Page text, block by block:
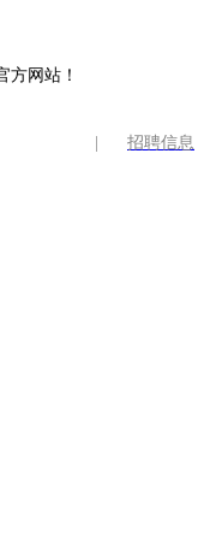
方网站！
招聘信息